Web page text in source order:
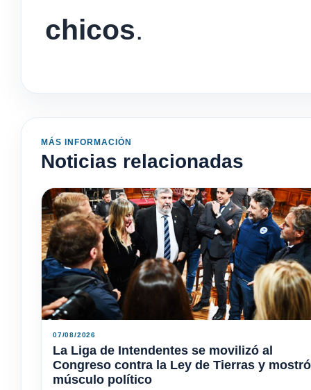
chicos.
MÁS INFORMACIÓN
Noticias relacionadas
07/08/2026
La Liga de Intendentes se movilizó al
Congreso contra la Ley de Tierras y mostró
músculo político